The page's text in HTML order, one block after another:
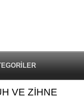
VE ZİHNE